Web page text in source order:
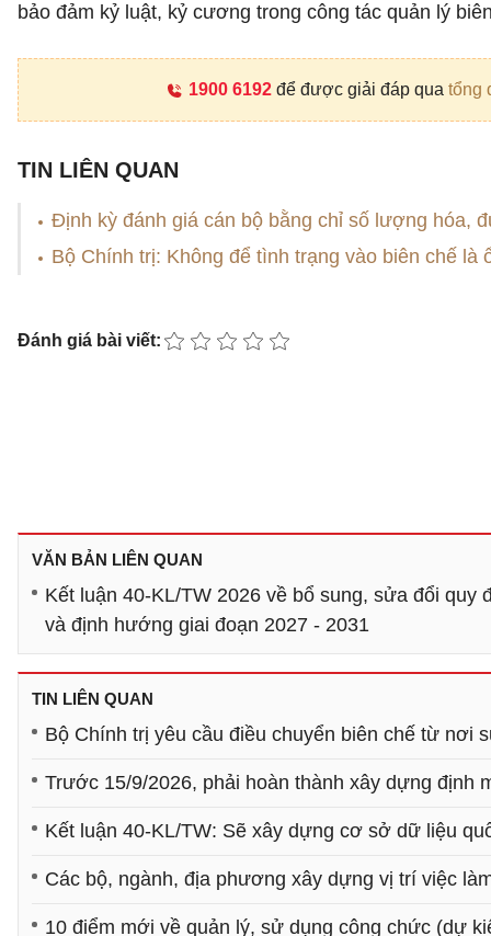
bảo đảm kỷ luật, kỷ cương trong công tác quản lý
1900 6192để được giải đáp qua tổng
TIN LIÊN QUAN
Định kỳ đánh giá cán bộ bằng chỉ số lượng hóa,
Bộ Chính trị: Không để tình trạng vào biên chế là
Đánh giá bài viết:
VĂN BẢN LIÊN QUAN
Kết luận 40-KL/TW 2026 về bổ sung, sửa đổi quy
và định hướng giai đoạn 2027 - 2031
TIN LIÊN QUAN
Bộ Chính trị yêu cầu điều chuyển biên chế từ nơi
Trước 15/9/2026, phải hoàn thành xây dựng định
Kết luận 40-KL/TW: Sẽ xây dựng cơ sở dữ liệu
Các bộ, ngành, địa phương xây dựng vị trí việc
10 điểm mới về quản lý, sử dụng công chức (dự